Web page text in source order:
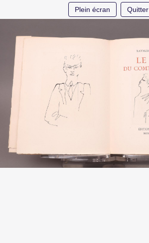
Plein écran Quitter